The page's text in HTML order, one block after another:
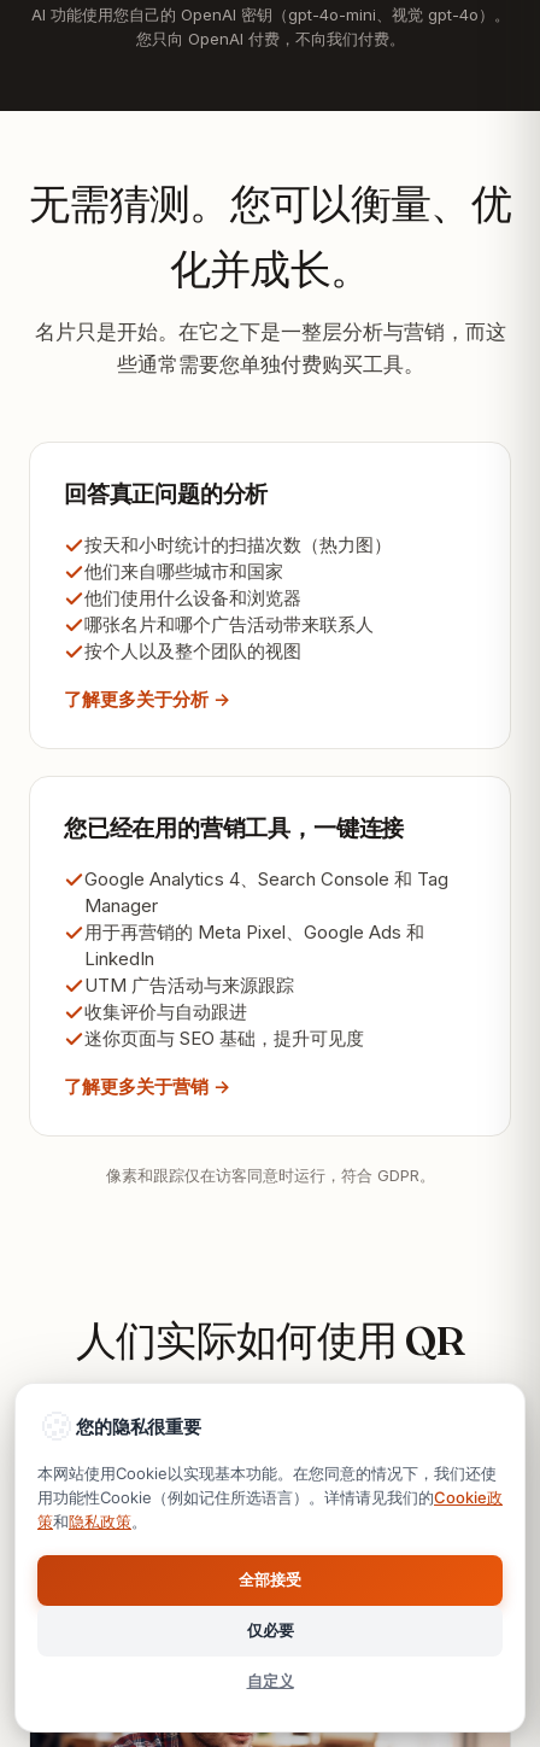
AI 功能使用您自己的 OpenAI 密钥（gpt-4o-mini、视觉 gpt-4o）。
您只向 OpenAI 付费，不向我们付费。
无需猜测。您可以衡量、优
化并成长。
名片只是开始。在它之下是一整层分析与营销，而这
些通常需要您单独付费购买工具。
回答真正问题的分析
按天和小时统计的扫描次数（热力图）
他们来自哪些城市和国家
他们使用什么设备和浏览器
哪张名片和哪个广告活动带来联系人
按个人以及整个团队的视图
了解更多关于分析 →
您已经在用的营销工具，一键连接
Google Analytics 4、Search Console 和 Tag
Manager
用于再营销的 Meta Pixel、Google Ads 和
LinkedIn
UTM 广告活动与来源跟踪
收集评价与自动跟进
迷你页面与 SEO 基础，提升可见度
了解更多关于营销 →
像素和跟踪仅在访客同意时运行，符合 GDPR。
人们实际如何使用 QR
vCard Pro
一个平台，十四个不同行业。打开属于您的那个，看
看为它打造的示例。
您的隐私很重要
本网站使用Cookie以实现基本功能。在您同意的情况下，我们还使
用功能性Cookie（例如记住所选语言）。详情请见我们的Cookie政
策和隐私政策。
必要 必需
网站运行所需的技术性Cookie：会话、语言选择、保存您的
全部接受
仅必要
自定义